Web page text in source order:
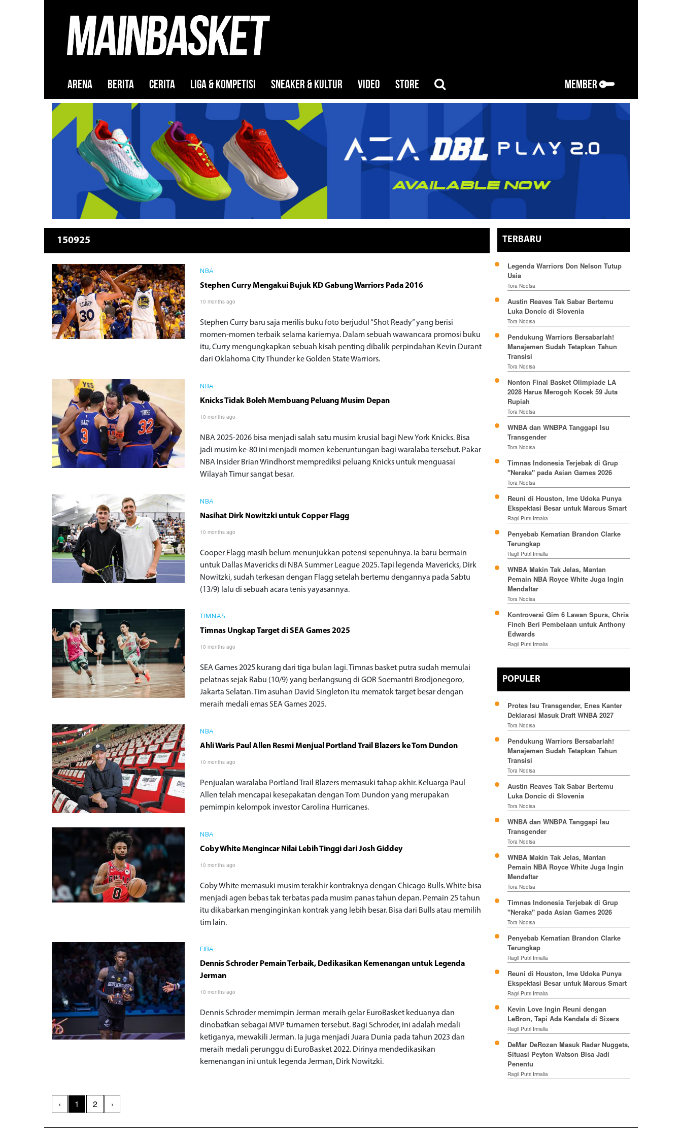
ARENA BERITA CERITA LIGA & KOMPETISI SNEAKER & KULTUR VIDEO STORE MEMBER
150925
NBA
Stephen Curry Mengakui Bujuk KD Gabung Warriors Pada 2016
10 months ago
Stephen Curry baru saja merilis buku foto berjudul “Shot Ready” yang berisi
momen-momen terbaik selama kariernya. Dalam sebuah wawancara promosi buku
itu, Curry mengungkapkan sebuah kisah penting dibalik perpindahan Kevin Durant
dari Oklahoma City Thunder ke Golden State Warriors.
NBA
Knicks Tidak Boleh Membuang Peluang Musim Depan
10 months ago
NBA 2025-2026 bisa menjadi salah satu musim krusial bagi New York Knicks. Bisa
jadi musim ke-80 ini menjadi momen keberuntungan bagi waralaba tersebut. Pakar
NBA Insider Brian Windhorst memprediksi peluang Knicks untuk menguasai
Wilayah Timur sangat besar.
NBA
Nasihat Dirk Nowitzki untuk Copper Flagg
10 months ago
Cooper Flagg masih belum menunjukkan potensi sepenuhnya. Ia baru bermain
untuk Dallas Mavericks di NBA Summer League 2025. Tapi legenda Mavericks, Dirk
Nowitzki, sudah terkesan dengan Flagg setelah bertemu dengannya pada Sabtu
(13/9) lalu di sebuah acara tenis yayasannya.
TIMNAS
Timnas Ungkap Target di SEA Games 2025
10 months ago
SEA Games 2025 kurang dari tiga bulan lagi. Timnas basket putra sudah memulai
pelatnas sejak Rabu (10/9) yang berlangsung di GOR Soemantri Brodjonegoro,
Jakarta Selatan. Tim asuhan David Singleton itu mematok target besar dengan
meraih medali emas SEA Games 2025.
NBA
Ahli Waris Paul Allen Resmi Menjual Portland Trail Blazers ke Tom Dundon
10 months ago
Penjualan waralaba Portland Trail Blazers memasuki tahap akhir. Keluarga Paul
Allen telah mencapai kesepakatan dengan Tom Dundon yang merupakan
pemimpin kelompok investor Carolina Hurricanes.
NBA
Coby White Mengincar Nilai Lebih Tinggi dari Josh Giddey
10 months ago
Coby White memasuki musim terakhir kontraknya dengan Chicago Bulls. White bisa
menjadi agen bebas tak terbatas pada musim panas tahun depan. Pemain 25 tahun
itu dikabarkan menginginkan kontrak yang lebih besar. Bisa dari Bulls atau memilih
tim lain.
FIBA
Dennis Schroder Pemain Terbaik, Dedikasikan Kemenangan untuk Legenda
Jerman
10 months ago
Dennis Schroder memimpin Jerman meraih gelar EuroBasket keduanya dan
dinobatkan sebagai MVP turnamen tersebut. Bagi Schroder, ini adalah medali
ketiganya, mewakili Jerman. Ia juga menjadi Juara Dunia pada tahun 2023 dan
meraih medali perunggu di EuroBasket 2022. Dirinya mendedikasikan
kemenangan ini untuk legenda Jerman, Dirk Nowitzki.
‹ 1 2 ›
TERBARU
Legenda Warriors Don Nelson Tutup
Usia
Tora Nodisa
Austin Reaves Tak Sabar Bertemu
Luka Doncic di Slovenia
Tora Nodisa
Pendukung Warriors Bersabarlah!
Manajemen Sudah Tetapkan Tahun
Transisi
Tora Nodisa
Nonton Final Basket Olimpiade LA
2028 Harus Merogoh Kocek 59 Juta
Rupiah
Tora Nodisa
WNBA dan WNBPA Tanggapi Isu
Transgender
Tora Nodisa
Timnas Indonesia Terjebak di Grup
"Neraka" pada Asian Games 2026
Tora Nodisa
Reuni di Houston, Ime Udoka Punya
Ekspektasi Besar untuk Marcus Smart
Ragil Putri Irmalia
Penyebab Kematian Brandon Clarke
Terungkap
Ragil Putri Irmalia
WNBA Makin Tak Jelas, Mantan
Pemain NBA Royce White Juga Ingin
Mendaftar
Tora Nodisa
Kontroversi Gim 6 Lawan Spurs, Chris
Finch Beri Pembelaan untuk Anthony
Edwards
Ragil Putri Irmalia
POPULER
Protes Isu Transgender, Enes Kanter
Deklarasi Masuk Draft WNBA 2027
Tora Nodisa
Pendukung Warriors Bersabarlah!
Manajemen Sudah Tetapkan Tahun
Transisi
Tora Nodisa
Austin Reaves Tak Sabar Bertemu
Luka Doncic di Slovenia
Tora Nodisa
WNBA dan WNBPA Tanggapi Isu
Transgender
Tora Nodisa
WNBA Makin Tak Jelas, Mantan
Pemain NBA Royce White Juga Ingin
Mendaftar
Tora Nodisa
Timnas Indonesia Terjebak di Grup
"Neraka" pada Asian Games 2026
Tora Nodisa
Penyebab Kematian Brandon Clarke
Terungkap
Ragil Putri Irmalia
Reuni di Houston, Ime Udoka Punya
Ekspektasi Besar untuk Marcus Smart
Ragil Putri Irmalia
Kevin Love Ingin Reuni dengan
LeBron, Tapi Ada Kendala di Sixers
Ragil Putri Irmalia
DeMar DeRozan Masuk Radar Nuggets,
Situasi Peyton Watson Bisa Jadi
Penentu
Ragil Putri Irmalia